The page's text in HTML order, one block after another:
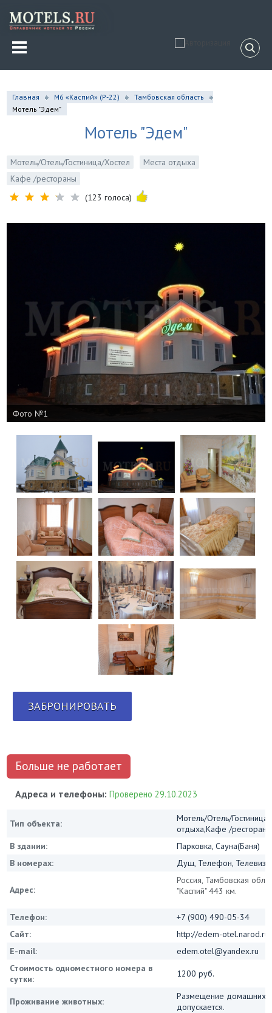
Главная М6 «Каспий» (Р-22)
Тамбовская область
Мотель "Эдем"
Мотель "Эдем"
Мотель/Отель/Гостиница/Хостел
Места отдыха
Кафе /рестораны
(123 голоса)
Фото №1
ЗАБРОНИРОВАТЬ
Больше не работает
Адреса и телефоны:Проверено 29.10.2023
Тип объекта:
Мотель/Отель/
отдыха,Кафе /рестораны
В здании:
Парковка, Сауна(Баня)
В номерах:
Душ, Телефон,
Адрес:
Россия, Тамбовская
"Каспий" 443 км.
Телефон:
+7 (900) 490-05-34
Сайт:
http://edem-otel.narod.ru/
E-mail:
edem.otel@yandex.ru
Стоимость одноместного номера в
сутки:
1200 руб.
Проживание животных:
Размещение домашних
допускается.